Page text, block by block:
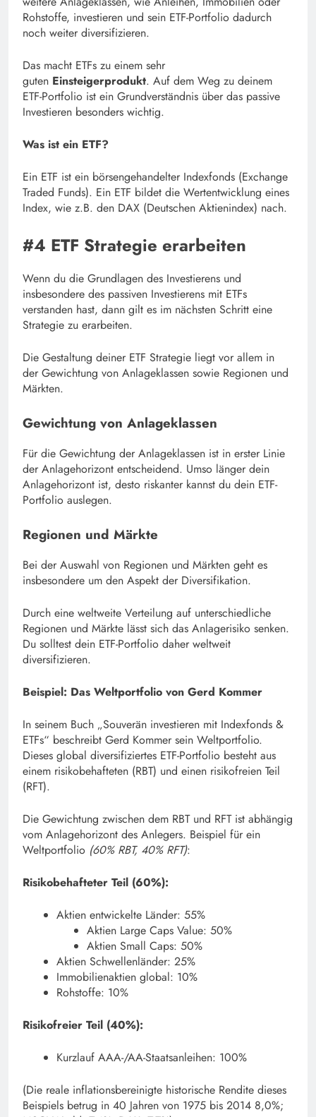
Rohstoffe, investieren und sein ETF-Portfolio dadurch
noch weiter diversifizieren.
Das macht ETFs zu einem sehr
guten Einsteigerprodukt. Auf dem Weg zu deinem
ETF-Portfolio ist ein Grundverständnis über das passive
Investieren besonders wichtig.
Was ist ein ETF?
Ein ETF ist ein börsengehandelter Indexfonds (Exchange
Traded Funds). Ein ETF bildet die Wertentwicklung eines
Index, wie z.B. den DAX (Deutschen Aktienindex) nach.
#4 ETF Strategie erarbeiten
Wenn du die Grundlagen des Investierens und
insbesondere des passiven Investierens mit ETFs
verstanden hast, dann gilt es im nächsten Schritt eine
Strategie zu erarbeiten.
Die Gestaltung deiner ETF Strategie liegt vor allem in
der Gewichtung von Anlageklassen sowie Regionen und
Märkten.
Gewichtung von Anlageklassen
Für die Gewichtung der Anlageklassen ist in erster Linie
der Anlagehorizont entscheidend. Umso länger dein
Anlagehorizont ist, desto riskanter kannst du dein ETF-
Portfolio auslegen.
Regionen und Märkte
Bei der Auswahl von Regionen und Märkten geht es
insbesondere um den Aspekt der Diversifikation.
Durch eine weltweite Verteilung auf unterschiedliche
Regionen und Märkte lässt sich das Anlagerisiko senken.
Du solltest dein ETF-Portfolio daher weltweit
diversifizieren.
Beispiel: Das Weltportfolio von Gerd Kommer
In seinem Buch „Souverän investieren mit Indexfonds &
ETFs“ beschreibt Gerd Kommer sein Weltportfolio.
Dieses global diversifiziertes ETF-Portfolio besteht aus
einem risikobehafteten (RBT) und einen risikofreien Teil
(RFT).
Die Gewichtung zwischen dem RBT und RFT ist abhängig
vom Anlagehorizont des Anlegers. Beispiel für ein
Weltportfolio (60% RBT, 40% RFT):
Risikobehafteter Teil (60%):
Aktien entwickelte Länder: 55%
Aktien Large Caps Value: 50%
Aktien Small Caps: 50%
Aktien Schwellenländer: 25%
Immobilienaktien global: 10%
Rohstoffe: 10%
Risikofreier Teil (40%):
Kurzlauf AAA-/AA-Staatsanleihen: 100%
(Die reale inflationsbereinigte historische Rendite dieses
Beispiels betrug in 40 Jahren von 1975 bis 2014 8,0%;